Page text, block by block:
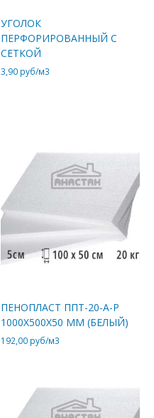
УГОЛОК
ПЕРФОРИРОВАННЫЙ С
СЕТКОЙ
3,90 руб/м3
ПЕНОПЛАСТ ППТ-20-А-Р
1000Х500Х50 ММ (БЕЛЫЙ)
192,00 руб/м3